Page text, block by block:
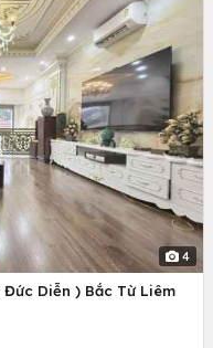
4
Diễn ) Bắc Từ Liêm